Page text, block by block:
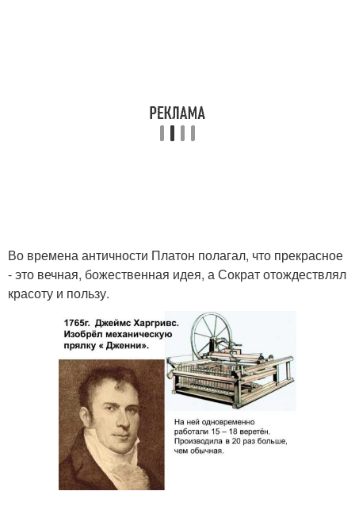
Во времена античности Платон полагал, что прекрасное
- это вечная, божественная идея, а Сократ отождествлял
красоту и пользу.